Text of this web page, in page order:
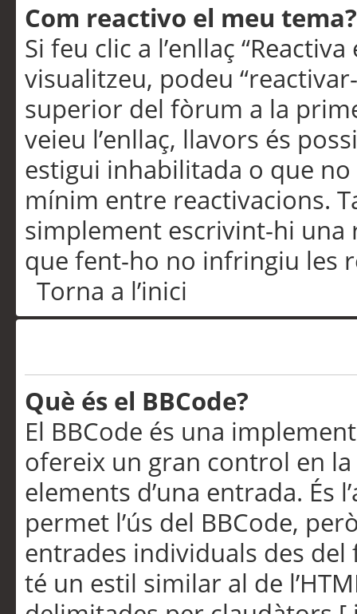
Com reactivo el meu tema?
Si feu clic a l’enllaç
visualitzeu, podeu
superior del fòrum a la
veieu l’enllaç, llavors és
estigui inhabilitada o que
mínim entre reactivacions.
simplement escrivint-hi una
que fent-ho no infringiu les
Torna a l’inici
Què és el BBCode?
El BBCode és una
ofereix un gran control en
elements d’una entrada. És
permet l’ús del BBCode,
entrades individuals des
té un estil similar al de